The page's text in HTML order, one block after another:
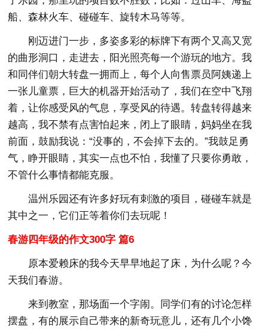
船、森林火车、碰碰车、旋转木马等等。
刚迈进门一步，多姿多彩的标牌下有两个又高又宽
的曲形洞口，走进去，阳光照亮每一个游玩的地方。我
和同伴们朝大转盘一拥而上，每个人向售票员阿姨递上
一张儿童票，巨大的机器开始活动了，我们在空中飞翔
着，让你感受风的气息，享受风的待遇。转盘转得越来
越高，我不禁有点害怕起来，闭上了眼睛，妈妈坐在我
前面，鼓励我说：“没事的，不会掉下去的。”我鼓足勇
气，睁开眼睛，其实一点也不怕，我懂了只要你勇敢，
不管什么事情都能克服。
温州乐园还有许多好玩有刺激的项目，碰碰车就是
其中之一，它们正等着你们去玩呢！
春游四年级的作文300字 篇6
原本爱赖床的我今天早早地起了床，为什么呢？今
天我们春游。
来到教室，那场面一个字闹。同学们有的讨论怎样
摆盘，有的展示自己带来的新奇玩意儿，还有几个小馋